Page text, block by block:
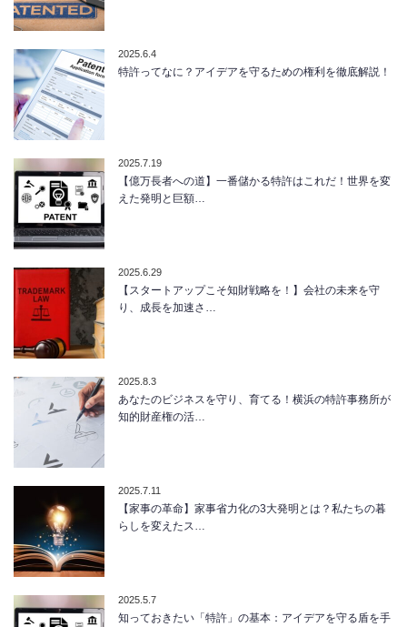
2025.6.4
特許ってなに？アイデアを守るための権利を徹底解説！
2025.7.19
【億万長者への道】一番儲かる特許はこれだ！世界を変
えた発明と巨額…
2025.6.29
【スタートアップこそ知財戦略を！】会社の未来を守
り、成長を加速さ…
2025.8.3
あなたのビジネスを守り、育てる！横浜の特許事務所が
知的財産権の活…
2025.7.11
【家事の革命】家事省力化の3大発明とは？私たちの暮
らしを変えたス…
2025.5.7
知っておきたい「特許」の基本：アイデアを守る盾を手